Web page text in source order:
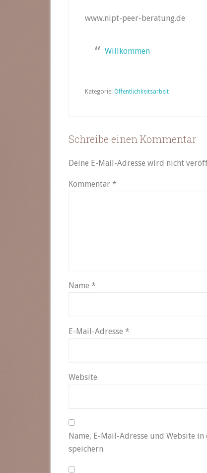
www.nipt-peer-beratung.de
Willkommen
Kategorie: Öffentlichkeitsarbeit
Schreibe einen Kommentar
Deine E-Mail-Adresse wird nicht
Kommentar *
Name *
E-Mail-Adresse *
Website
Name, E-Mail-Adresse und Website
speichern.